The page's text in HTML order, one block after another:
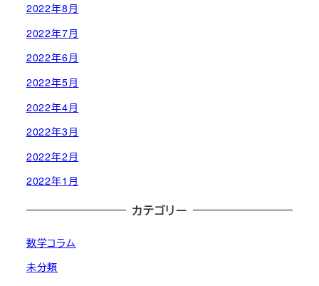
2022年8月
2022年7月
2022年6月
2022年5月
2022年4月
2022年3月
2022年2月
2022年1月
カテゴリー
数学コラム
未分類